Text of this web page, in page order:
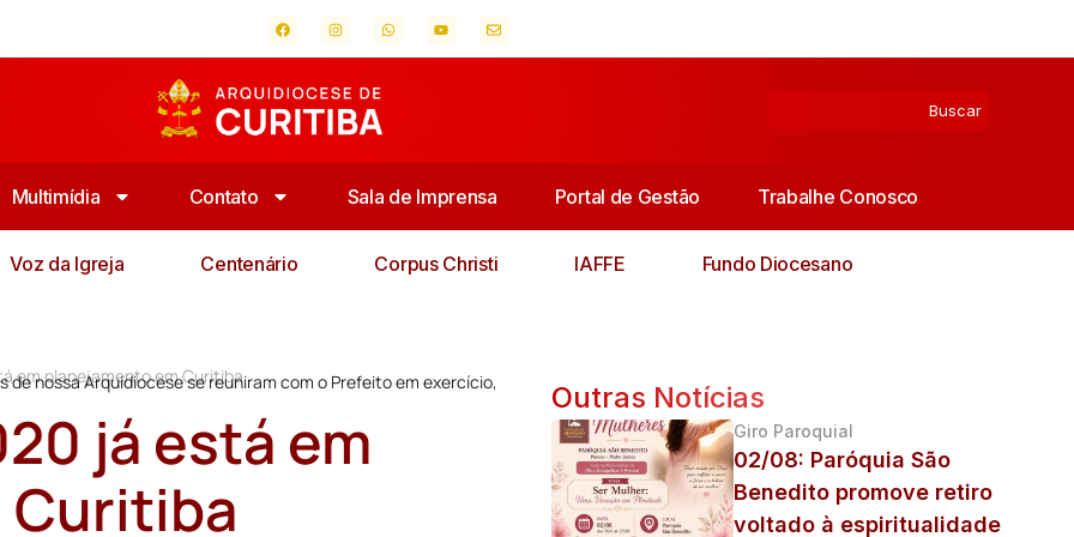
Multimídia Contato Sala de Imprensa Portal de Gestão Trabalhe Conosco
Voz da Igreja Centenário Corpus Christi IAFFE Fundo Diocesano
em planejamento em Curitiba
nossa Arquidiocese se reuniram com o Prefeito em exercício,
já está em
Curitiba
Outras Notícias
Giro Paroquial
02/08: Paróquia São
Benedito promove retiro
voltado à espiritualidade